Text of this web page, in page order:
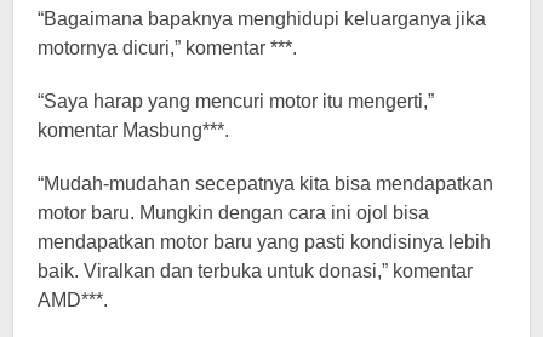
“Bagaimana bapaknya menghidupi keluarganya jika
motornya dicuri,” komentar ***.
“Saya harap yang mencuri motor itu mengerti,”
komentar Masbung***.
“Mudah-mudahan secepatnya kita bisa mendapatkan
motor baru. Mungkin dengan cara ini ojol bisa
mendapatkan motor baru yang pasti kondisinya lebih
baik. Viralkan dan terbuka untuk donasi,” komentar
AMD***.